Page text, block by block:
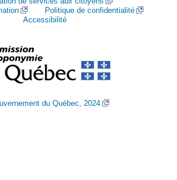
Politique de confidentialité
Accessibilité
du Québec, 2024